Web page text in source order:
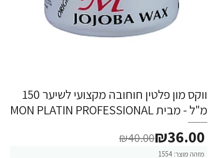
-10%
ווקס מון פלטין חוחובה מקצועי לשיער 150
מ"ל - מבית MON PLATIN PROFESSIONAL
מזהה מוצר: 1554
₪36.00
₪40.00